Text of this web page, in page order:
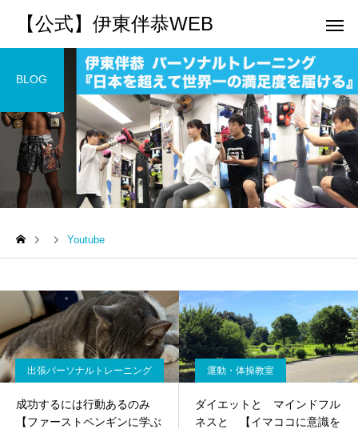
【公式】伊東伴恭WEB
トレーナーとして 個別トレー
パーソナルトレーニ
キックボクシングで本当に
が消費カロリーと週の回数
で答えます
パーソナルトレーニ
認ポイントを元日本王
解説
BLOG
Youtube
出張パーソナルトレーニング
成功するには行動あるのみ
【ファーストペンギンに学ぶ
運動・体操教室
ダイエットと マインドフル
ネスと 【イマココに意識を